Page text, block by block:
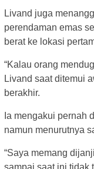
Livand juga
perendaman emas
berat ke lokasi
“Kalau orang
Livand saat ditemui
berakhir.
Ia mengakui pernah
namun menurutnya
“Saya memang
sampai saat ini tidak